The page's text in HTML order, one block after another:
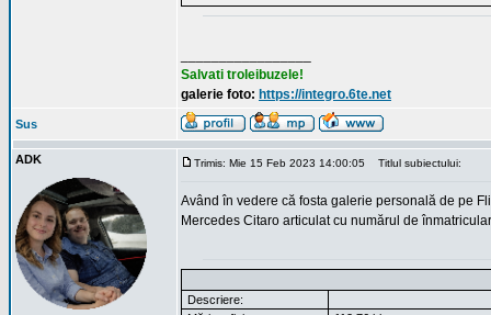
Salvati troleibuzele!
galerie foto: https://integro.6te.net
Sus
ADK Trimis: Mie 15 Feb 2023 14:00:05 Titlul subiectului:
Având în vedere că fosta galerie personală de pe
Mercedes Citaro articulat cu numărul de
Descriere: